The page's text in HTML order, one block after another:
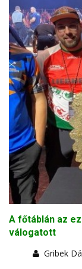
A főtáblán az
válogatott
Gribek